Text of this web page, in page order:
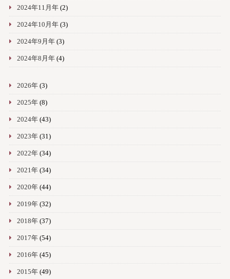
2024年11月年(2)
2024年10月年(3)
2024年9月年(3)
2024年8月年(4)
2026年(3)
2025年(8)
2024年(43)
2023年(31)
2022年(34)
2021年(34)
2020年(44)
2019年(32)
2018年(37)
2017年(54)
2016年(45)
2015年(49)